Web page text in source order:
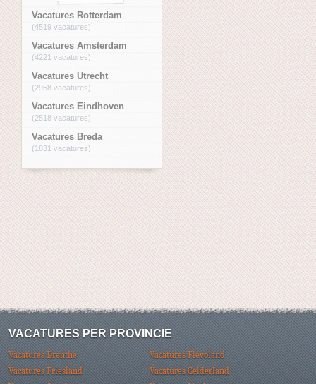
Vacatures Rotterdam
(4519 vacatures)
Vacatures Amsterdam
(4221 vacatures)
Vacatures Utrecht
(2958 vacatures)
Vacatures Eindhoven
(2518 vacatures)
Vacatures Breda
(1831 vacatures)
VACATURES PER PROVINCIE
Vacatures Drenthe
Vacatures Flevoland
Vacatures Friesland
Vacatures Gelderland